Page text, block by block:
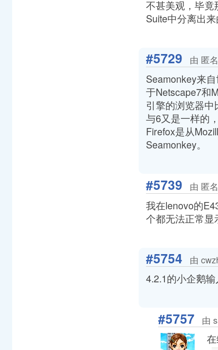
不甚美观，毕竟
Suite中分离出
#5729 由 匿
Seamonkey来
于Netscape7和
引擎的浏览器
与6又是一样的
Firefox是从
Seamonkey。
#5739 由 匿
我在lenovo的
个都无法正常显
#5754 由
4.2.1的小企鹅
#5757 由